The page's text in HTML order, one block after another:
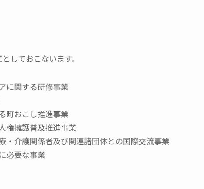
しておこないます。
に関する研修事業
町おこし推進事業
権擁護普及推進事業
・介護関係者及び関連諸団体との国際交流事業
必要な事業